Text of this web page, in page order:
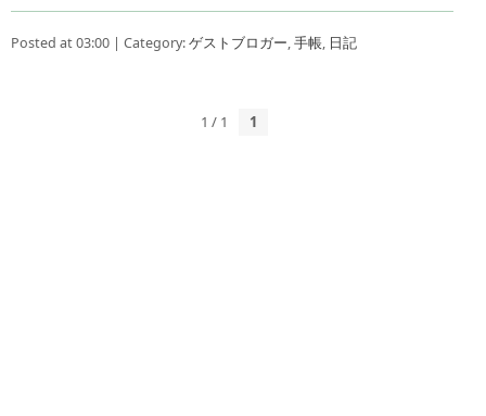
Posted at 03:00 | Category:ゲストブロガー,手帳, 日記
1 / 1 1